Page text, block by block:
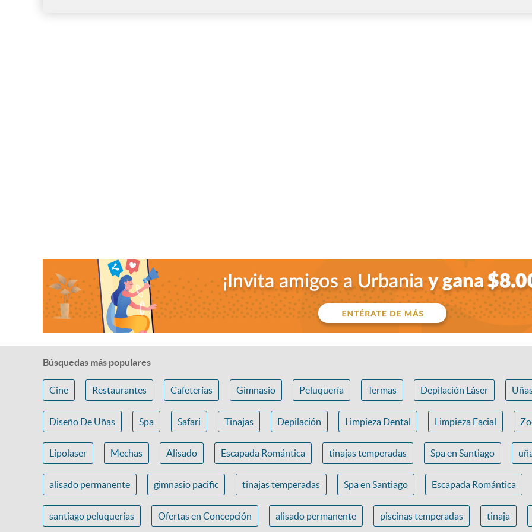
Búsquedas más populares
Cine Restaurantes Cafeterías Gimnasio Peluquería Termas Depilación Láser
Diseño De Uñas Spa Safari Tinajas Depilación Limpieza Dental Limpieza Facial
Lipolaser Mechas Alisado Escapada Romántica tinajas temperadas Spa en Santiago
alisado permanente gimnasio pacific tinajas temperadas Spa en Santiago Escapada Romántica
santiago peluquerías Ofertas en Concepción alisado permanente piscinas temperadas tinaja